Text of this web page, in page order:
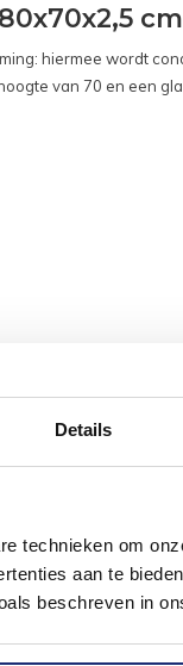
Details
technieken om
aan te
beschreven in
hiermee wordt
van 70 en een